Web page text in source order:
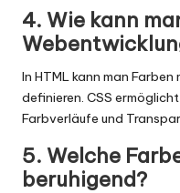
4. Wie kann
In HTML kann man
definieren. CSS
Farbverläufe und
5. Welche
beruhigend?